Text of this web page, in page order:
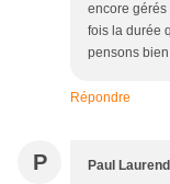
encore
fois la durée
pensons
Répondre
P Paul